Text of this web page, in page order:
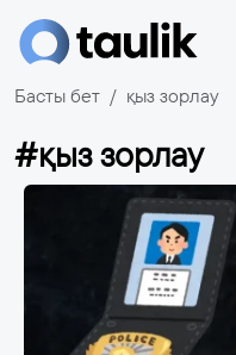
Басты бет қыз зорлау
#қыз зорлау